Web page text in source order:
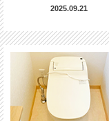
2025.09.21